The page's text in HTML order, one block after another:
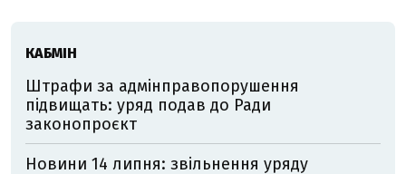
КАБМІН
Штрафи за адмінправопорушення
підвищать: уряд подав до Ради
законопроєкт
Новини 14 липня: звільнення уряду